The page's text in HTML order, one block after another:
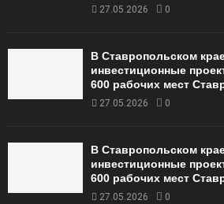
27.05.2026 0
В Ставропольском
инвестиционные
600 рабочих мест
27.05.2026 0
В Ставропольском
инвестиционные
600 рабочих мест
27.05.2026 0